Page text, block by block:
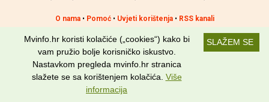
O nama• Pomoć• Uvjeti korištenja• RSS kanali
Potraži nas na: SLAŽEM SE
Mvinfo.hr koristi kolačiće („cookies“) kako bi
vam pružio bolje korisničko iskustvo.
Nastavkom pregleda mvinfo.hr stranica
slažete se sa korištenjem kolačića. Više
informacija